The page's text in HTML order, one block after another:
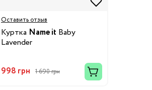
Оставить отзыв
Куртка Name it Baby
Lavender
998 грн 1 690 грн